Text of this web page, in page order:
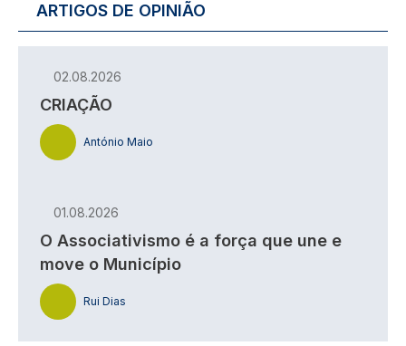
ARTIGOS DE OPINIÃO
02.08.2026
CRIAÇÃO
António Maio
01.08.2026
O Associativismo é a força que une e
move o Município
Rui Dias